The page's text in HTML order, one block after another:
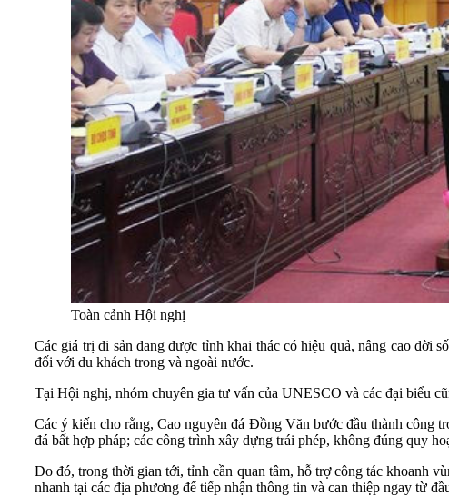
Toàn cảnh Hội nghị
Các giá trị di sản đang được tỉnh khai thác có hiệu quả, nâng cao đời
đối với du khách trong và ngoài nước.
Tại Hội nghị, nhóm chuyên gia tư vấn của UNESCO và các đại biểu
Các ý kiến cho rằng, Cao nguyên đá Đồng Văn bước đầu thành công
đá bất hợp pháp; các công trình xây dựng trái phép, không đúng quy
Do đó, trong thời gian tới, tỉnh cần quan tâm, hỗ trợ công tác khoanh
nhanh tại các địa phương để tiếp nhận thông tin và can thiệp ngay từ